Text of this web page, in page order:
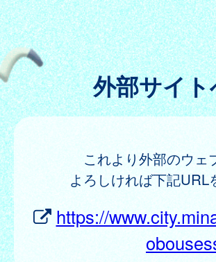
外部サイ
これより外部のウェ
よろしければ下記
https://